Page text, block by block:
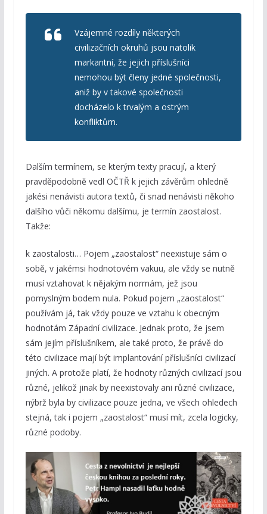
Vzájemné rozdíly některých
civilizačních okruhů jsou natolik
markantní, že jejich příslušníci
nemohou být členy jedné společnosti,
aniž by v takové společnosti
docházelo k trvalým a ostrým
konfliktům.
Dalším termínem, se kterým texty pracují, a který
pravděpodobně vedl OČTŘ k jejich závěrům ohledně
jakési nenávisti autora textů, či snad nenávisti někoho
dalšího vůči někomu dalšímu, je termín zaostalost.
Takže:
k zaostalosti… Pojem „zaostalost“ neexistuje sám o
sobě, v jakémsi hodnotovém vakuu, ale vždy se nutně
musí vztahovat k nějakým normám, jež jsou
pomyslným bodem nula. Pokud pojem „zaostalost“
používám já, tak vždy pouze ve vztahu k obecným
hodnotám Západní civilizace. Jednak proto, že jsem
sám jejím příslušníkem, ale také proto, že právě do
této civilizace mají být implantování příslušníci civilizací
jiných. A protože platí, že hodnoty různých civilizací jsou
různé, jelikož jinak by neexistovaly ani různé civilizace,
nýbrž byla by civilizace pouze jedna, ve všech ohledech
stejná, tak i pojem „zaostalost“ musí mít, zcela logicky,
různé podoby.